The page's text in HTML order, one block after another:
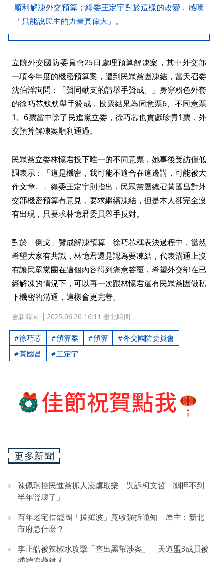
順利解凍外交預算；綠委王定宇對於這樣的改變，感嘆
「只能說民主的力量真偉大」。
立院外交國防委員會25日處理預算解凍案，其中外交部
一項今年度的機密預算案，遭到民眾黨團凍結，當天召委
沈伯洋詢問：「贊同動支的請舉手贊成。」身穿粉色外套
的徐巧芯默默舉手贊成，投票結果為同意票6、不同意票
1。6票當中除了民進黨立委，徐巧芯也貢獻珍貴1票，外
交預算解凍案順利通過。
民眾黨立委林憶君投下唯一的不同意票，她事後受訪僅低
調表示：「這是機密，我可能不適合在這邊講，可能被大
作文章。」綠委王定宇則指出，民眾黨團總召黃國昌對外
交部機密預算有意見，要求繼續凍結，但是本人卻完全沒
有出現，只要求林憶君委員舉手反對。
對於「倒戈」贊成解凍預算，徐巧芯稱表決過程中，當然
希望大家有共識，林憶君還是認為要凍結，代表溝通上沒
有讓民眾黨團在這個內容得到滿意答覆，希望外交部在已
經解凍的情況下，可以再一次跟林憶君還有民眾黨團做私
下機密的溝通，這樣會更完善。
更新時間 2025.06.26 16:11 臺北時間
徐巧芯 預算案 預算
外交國防委員會
黃國昌
王定宇
更多新聞
陳佩琪控民進黨抓人凌虐取樂 哭訴柯文哲「關押不到
半年腎壞了」
百年老宅借罷團「拔羅波」竟收強拆通知 屋主：新北
市府急什麼？
李正皓被辣椒水攻擊「查出黑幫涉案」 天道盟3成員被